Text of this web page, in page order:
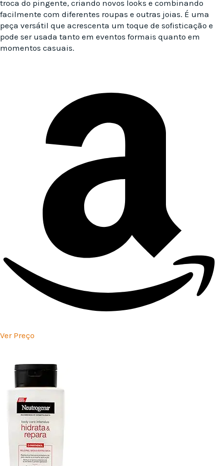
troca do pingente, criando novos looks e combinando
facilmente com diferentes roupas e outras joias. É uma
peça versátil que acrescenta um toque de sofisticação e
pode ser usada tanto em eventos formais quanto em
momentos casuais.
Ver Preço